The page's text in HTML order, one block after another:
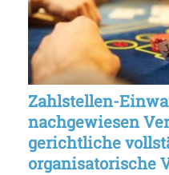
Zahlstellen-
nachgewiesen
gerichtliche
organisatorische